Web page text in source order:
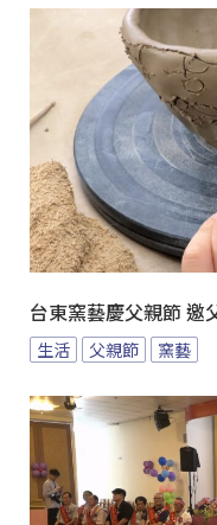
台東窯藝慶父親節 邀
生活 父親節 窯藝